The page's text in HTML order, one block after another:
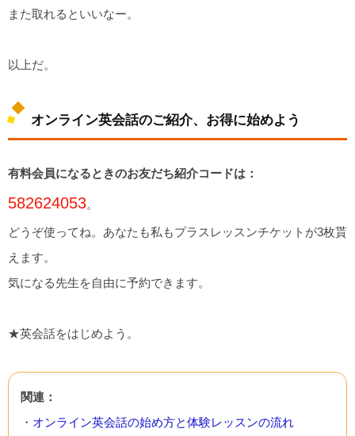
また取れるといいなー。
以上だ。
オンライン英会話のご紹介、お得に始めよう
有料会員になるときのお友だち紹介コードは：
582624053。
どうぞ使ってね。あなたも私もプラスレッスンチケットが3枚貰
えます。
気になる先生を自由に予約できます。
★英会話をはじめよう。
関連：
・ オンライン英会話の始め方と体験レッスンの流れ